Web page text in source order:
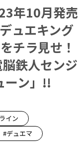
年10月発売
ュエキング
チラ見せ！
鉄人センジ
ーン」!!
イン
#デュエマ